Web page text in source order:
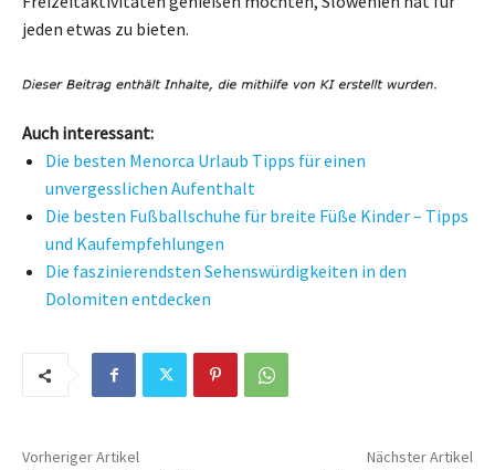
jeden etwas zu bieten.
Auch interessant:
Die besten Menorca Urlaub Tipps für einen
unvergesslichen Aufenthalt
Die besten Fußballschuhe für breite Füße Kinder – Tipps
und Kaufempfehlungen
Die faszinierendsten Sehenswürdigkeiten in den
Dolomiten entdecken
Vorheriger Artikel Nächster Artikel